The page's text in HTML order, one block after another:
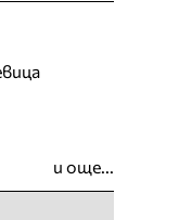
и още...